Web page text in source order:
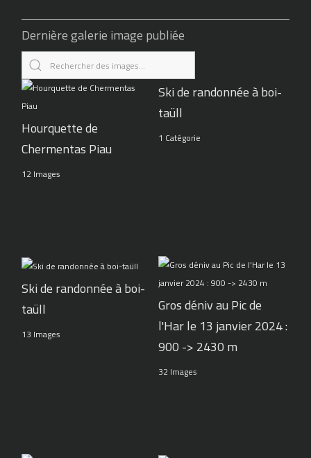
Dernière galerie image publiée
Hourquette de
Chermentas Piau
12 Images
Ski de randonnée à boi-
taüll
1 Catégorie
Ski de randonnée à boi-
taüll
13 Images
Gros déniv au Pic de
l'Har le 13 janvier 2024 :
900 -> 2430 m
32 Images